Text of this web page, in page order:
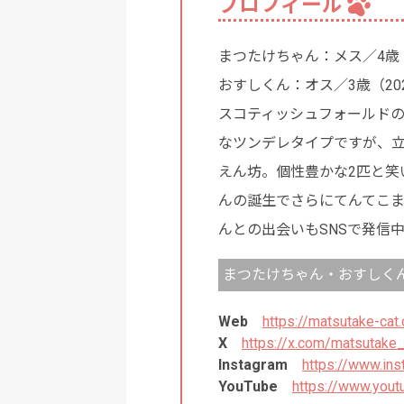
プロフィール
まつたけちゃん：メス／4
おすしくん：オス／3歳（
スコティッシュフォールド
なツンデレタイプですが、
えん坊。個性豊かな2匹と
んの誕生でさらにてんてこ
んとの出会いもSNSで発信
まつたけちゃん・おすしく
Web
https://matsutake-
X
https://x.com/
Instagram
https://
YouTube
https://